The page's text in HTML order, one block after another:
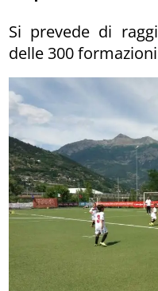
Si prevede di
delle 300 formazioni